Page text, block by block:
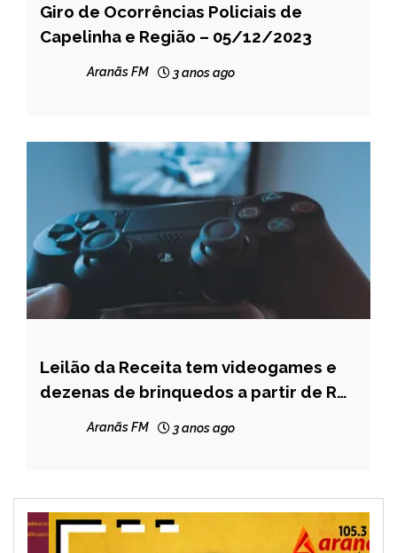
CAPELINHA
MINAS
Giro de Ocorrências Policiais de
Capelinha e Região – 05/12/2023
Aranãs FM 3 anos ago
BRASIL
CAPELINHA
Leilão da Receita tem videogames e
dezenas de brinquedos a partir de R$
Aranãs FM 3 anos ago